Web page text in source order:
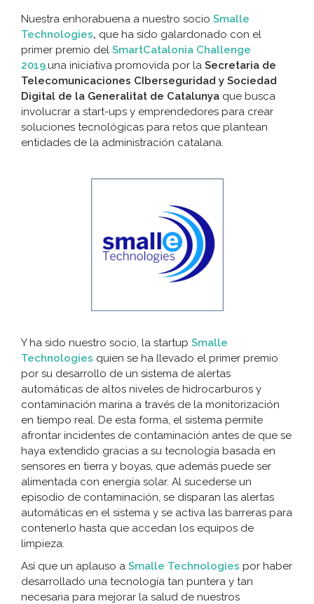
Nuestra enhorabuena a nuestro socio Smalle
Technologies, que ha sido galardonado con el
primer premio del SmartCatalonia Challenge
2019una iniciativa promovida por la Secretaria de
Telecomunicaciones CIberseguridad y Sociedad
Digital de la Generalitat de Catalunya que busca
involucrar a start-ups y emprendedores para crear
soluciones tecnológicas para retos que plantean
entidades de la administración catalana.
Y ha sido nuestro socio, la startup Smalle
Technologies quien se ha llevado el primer premio
por su desarrollo de un sistema de alertas
automáticas de altos niveles de hidrocarburos y
contaminación marina a través de la monitorización
en tiempo real. De esta forma, el sistema permite
afrontar incidentes de contaminación antes de que se
haya extendido gracias a su tecnología basada en
sensores en tierra y boyas, que además puede ser
alimentada con energía solar. Al sucederse un
episodio de contaminación, se disparan las alertas
automáticas en el sistema y se activa las barreras para
contenerlo hasta que accedan los equipos de
limpieza.
Así que un aplauso a Smalle Technologies por haber
desarrollado una tecnología tan puntera y tan
necesaria para mejorar la salud de nuestros